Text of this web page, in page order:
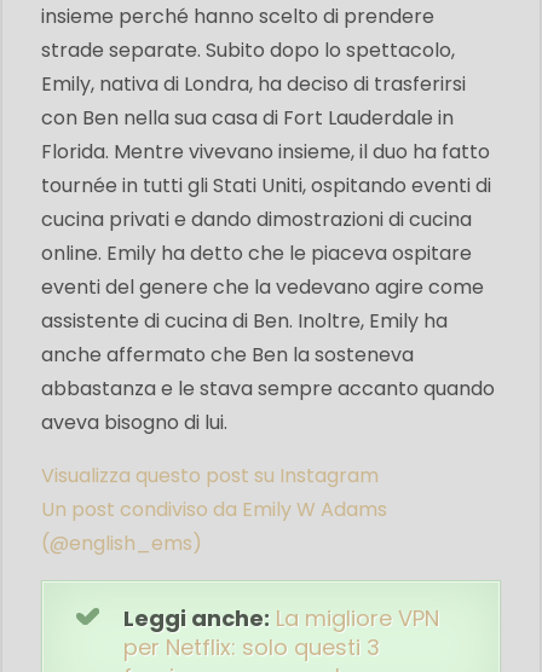
insieme perché hanno scelto di prendere
strade separate. Subito dopo lo spettacolo,
Emily, nativa di Londra, ha deciso di trasferirsi
con Ben nella sua casa di Fort Lauderdale in
Florida. Mentre vivevano insieme, il duo ha fatto
tournée in tutti gli Stati Uniti, ospitando eventi di
cucina privati ​​e dando dimostrazioni di cucina
online. Emily ha detto che le piaceva ospitare
eventi del genere che la vedevano agire come
assistente di cucina di Ben. Inoltre, Emily ha
anche affermato che Ben la sosteneva
abbastanza e le stava sempre accanto quando
aveva bisogno di lui.
Visualizza questo post su Instagram
Un post condiviso da Emily W Adams
(@english_ems)
Leggi anche: La migliore VPN
per Netflix: solo questi 3